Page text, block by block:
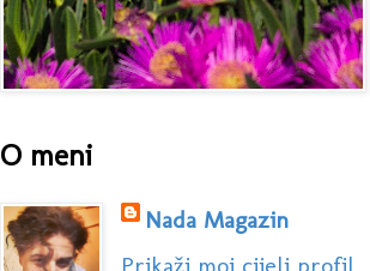
O meni
Nada Magazin
Prikaži moj cijeli profil